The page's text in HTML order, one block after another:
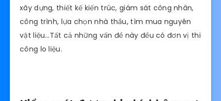
Tiết kiệm thời gian, công sức
Ưu điểm được nhắc đến đầu tiên khi lựa chọn xây